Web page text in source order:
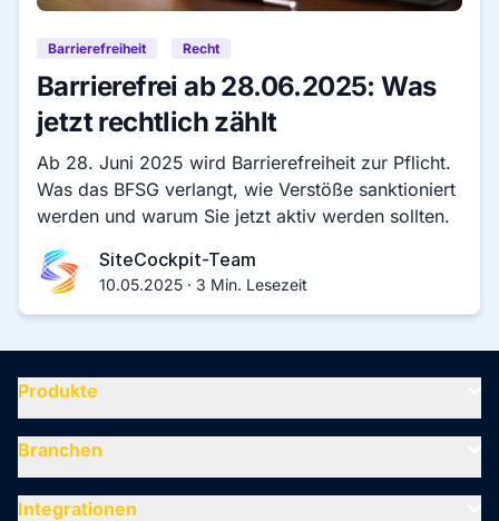
Barrierefreiheit Recht
Barrierefrei ab 28.06.2025: Was
jetzt rechtlich zählt
Ab 28. Juni 2025 wird Barrierefreiheit zur Pflicht.
Was das BFSG verlangt, wie Verstöße sanktioniert
werden und warum Sie jetzt aktiv werden sollten.
SiteCockpit-Team
10.05.2025 · 3 Min. Lesezeit
Produkte
Branchen
Integrationen